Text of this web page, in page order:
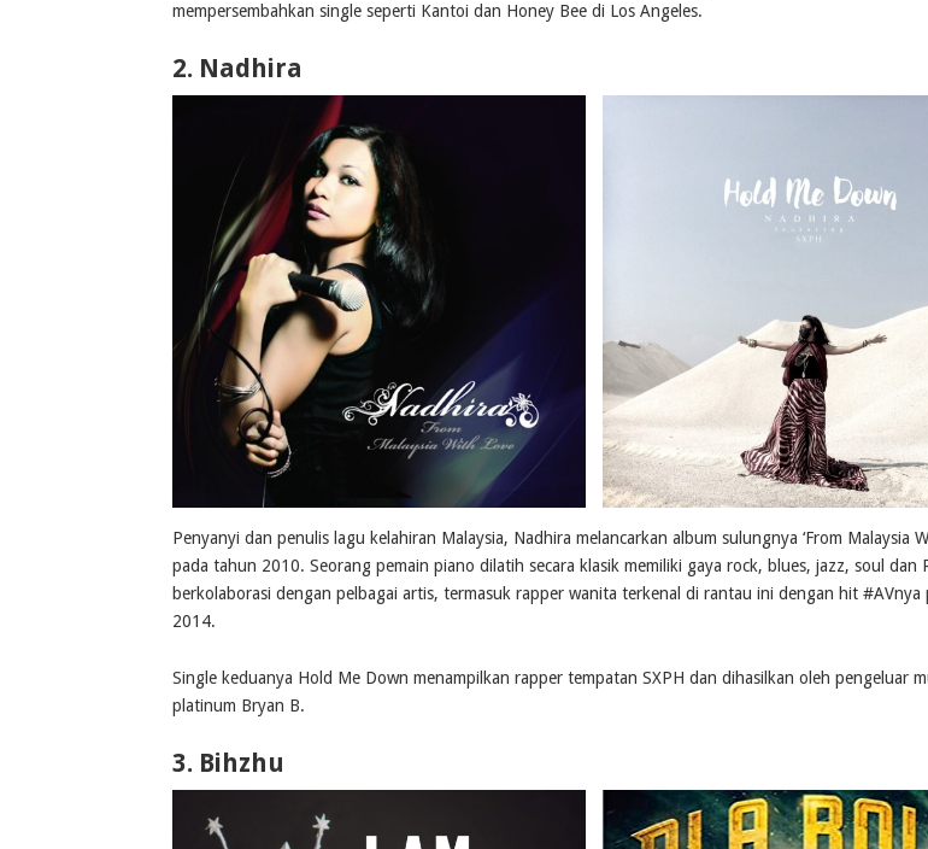
mempersembahkan single seperti Kantoi dan Honey Bee di Los Angeles.
2. Nadhira
Penyanyi dan penulis lagu kelahiran Malaysia, Nadhira melancarkan album sulungnya ‘From Malaysia
pada tahun 2010. Seorang pemain piano dilatih secara klasik memiliki gaya rock, blues, jazz, soul dan
berkolaborasi dengan pelbagai artis, termasuk rapper wanita terkenal di rantau ini dengan hit #AVnya
2014.
Single keduanya Hold Me Down menampilkan rapper tempatan SXPH dan dihasilkan oleh pengeluar
platinum Bryan B.
3. Bihzhu